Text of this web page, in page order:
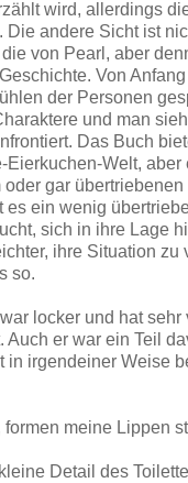
wird, allerdings
Die andere Sicht ist
von Pearl, aber
Von
der Personen
und man
Das Buch
Eierkuchen-Welt, aber
gar übertriebenen
es ein wenig
sich in ihre Lage
ihre Situation zu
so.
locker und hat
Auch er war ein Teil
in irgendeiner Weise
meine Lippen
Detail des